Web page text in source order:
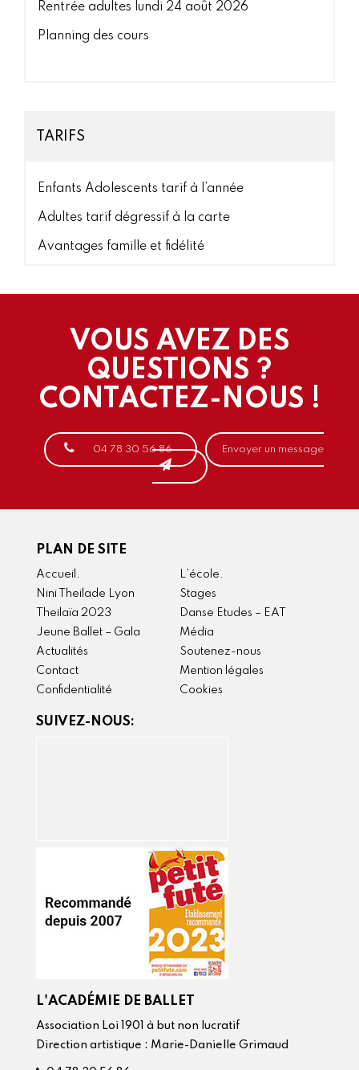
Rentrée adultes lundi 24 août 2026
Planning des cours
TARIFS
Enfants Adolescents tarif à l’année
Adultes tarif dégressif à la carte
Avantages famille et fidélité
VOUS AVEZ DES
QUESTIONS ?
CONTACTEZ-NOUS !
04 78 30 56 86 Envoyer un message
PLAN DE SITE
Accueil.
L’école.
Nini Theilade Lyon
Stages
Theilaïa 2023
Danse Etudes – EAT
Jeune Ballet – Gala
Média
Actualités
Soutenez-nous
Contact
Mention légales
Confidentialité
Cookies
SUIVEZ-NOUS:
L'ACADÉMIE DE BALLET
Association Loi 1901 à but non lucratif
Direction artistique : Marie-Danielle Grimaud